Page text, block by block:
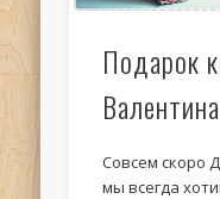
Подарок
Совсем скоро
мы всегда